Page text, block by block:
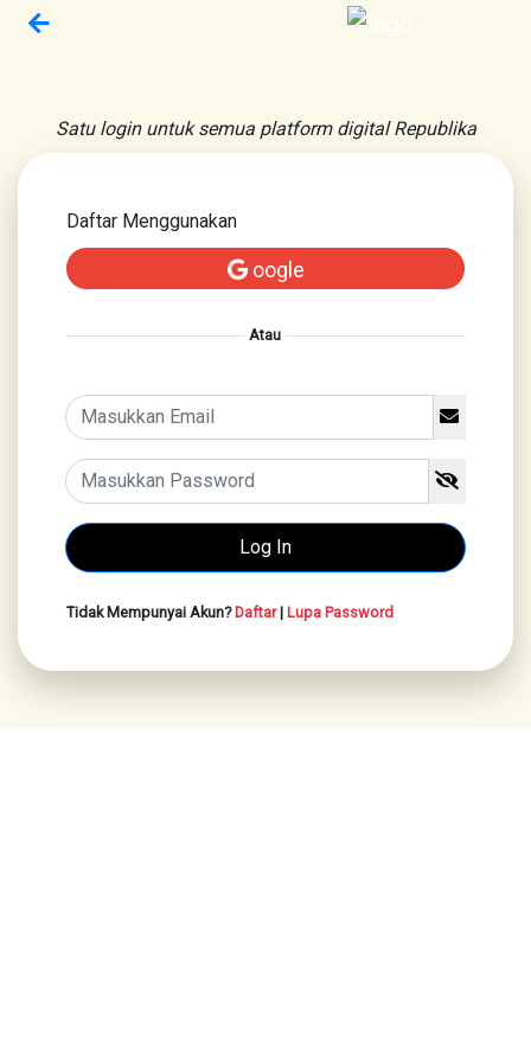
Satu login untuk semua platform digital Republika
Daftar Menggunakan
oogle
Atau
Tidak Mempunyai Akun?Daftar| Lupa Password